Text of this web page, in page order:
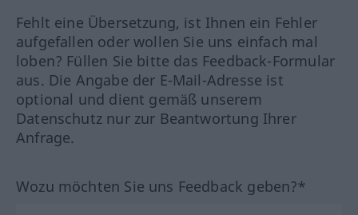
Fehlt eine Übersetzung, ist Ihnen ein Fehler
aufgefallen oder wollen Sie uns einfach mal
loben? Füllen Sie bitte das Feedback-Formular
aus. Die Angabe der E-Mail-Adresse ist
optional und dient gemäß unserem
Datenschutz nur zur Beantwortung Ihrer
Anfrage.
Wozu möchten Sie uns Feedback geben?*